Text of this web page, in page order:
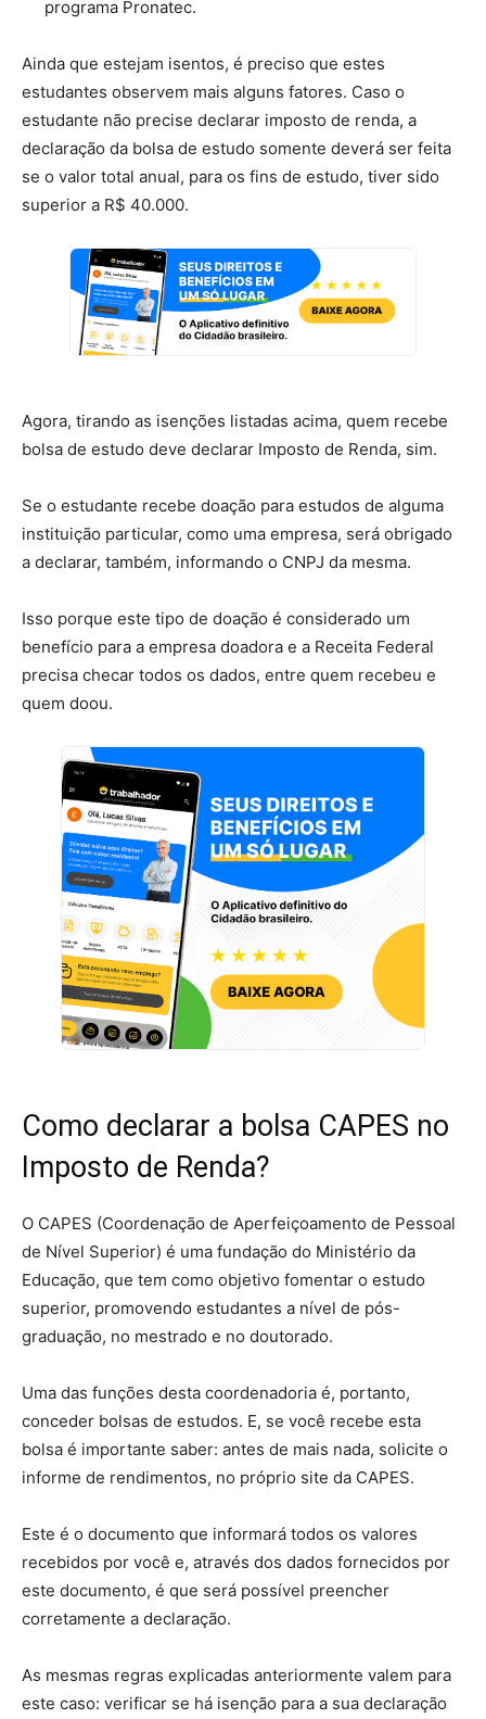
programa Pronatec.
Ainda que estejam isentos, é preciso que estes
estudantes observem mais alguns fatores. Caso o
estudante não precise declarar imposto de renda, a
declaração da bolsa de estudo somente deverá ser feita
se o valor total anual, para os fins de estudo, tiver sido
superior a R$ 40.000.
Agora, tirando as isenções listadas acima, quem recebe
bolsa de estudo deve declarar Imposto de Renda, sim.
Se o estudante recebe doação para estudos de alguma
instituição particular, como uma empresa, será obrigado
a declarar, também, informando o CNPJ da mesma.
Isso porque este tipo de doação é considerado um
benefício para a empresa doadora e a Receita Federal
precisa checar todos os dados, entre quem recebeu e
quem doou.
Como declarar a bolsa CAPES no
Imposto de Renda?
O CAPES (Coordenação de Aperfeiçoamento de Pessoal
de Nível Superior) é uma fundação do Ministério da
Educação, que tem como objetivo fomentar o estudo
superior, promovendo estudantes a nível de pós-
graduação, no mestrado e no doutorado.
Uma das funções desta coordenadoria é, portanto,
conceder bolsas de estudos. E, se você recebe esta
bolsa é importante saber: antes de mais nada, solicite o
informe de rendimentos, no próprio site da CAPES.
Este é o documento que informará todos os valores
recebidos por você e, através dos dados fornecidos por
este documento, é que será possível preencher
corretamente a declaração.
As mesmas regras explicadas anteriormente valem para
este caso: verificar se há isenção para a sua declaração